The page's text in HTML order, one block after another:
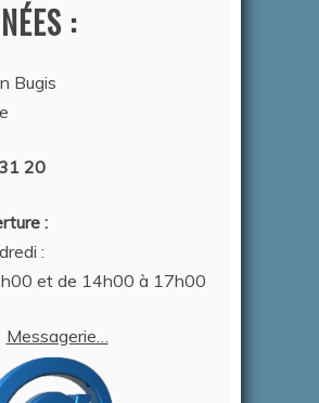
:
Bugis
20
:
:
et de 14h00 à 17h00
Messagerie…